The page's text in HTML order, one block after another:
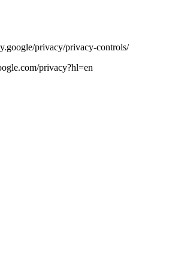
privacy/privacy-controls/
privacy?hl=en